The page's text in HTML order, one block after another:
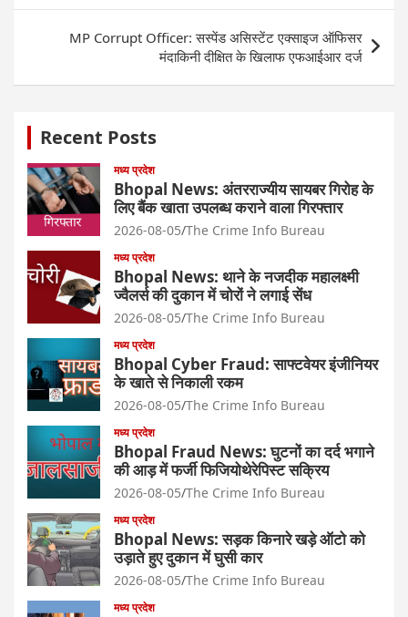
MP Corrupt Officer: सस्पेंड असिस्टेंट एक्साइज ऑफिसर
मंदाकिनी दीक्षित के खिलाफ एफआईआर दर्ज
Recent Posts
मध्य प्रदेश
Bhopal News: अंतरराज्यीय सायबर गिरोह के
लिए बैंक खाता उपलब्ध कराने वाला गिरफ्तार
2026-08-05 The Crime Info Bureau
मध्य प्रदेश
Bhopal News: थाने के नजदीक महालक्ष्मी
ज्वैलर्स की दुकान में चोरों ने लगाई सेंध
2026-08-05 The Crime Info Bureau
मध्य प्रदेश
Bhopal Cyber Fraud: साफ्टवेयर इंजीनियर
के खाते से निकाली रकम
2026-08-05 The Crime Info Bureau
मध्य प्रदेश
Bhopal Fraud News: घुटनों का दर्द भगाने
की आड़ में फर्जी फिजियोथेरेपिस्ट सक्रिय
2026-08-05 The Crime Info Bureau
मध्य प्रदेश
Bhopal News: सड़क किनारे खड़े ऑटो को
उड़ाते हुए दुकान में घुसी कार
2026-08-05 The Crime Info Bureau
मध्य प्रदेश